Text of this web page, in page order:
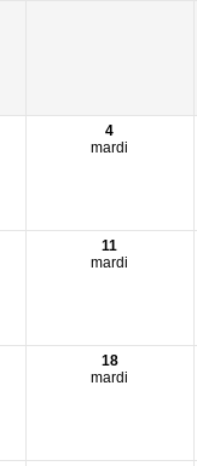
4
mardi
11
mardi
18
mardi